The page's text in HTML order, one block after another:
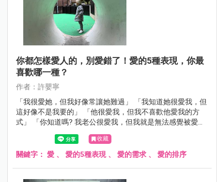
你都怎樣愛人的，別愛錯了！愛的5種表現，你最
喜歡哪一種？
作者：許嬰寧
「我很愛她，但我好像常讓她難過」 「我知道她很愛我，但
這好像不是我要的」 「他很愛我，但我不喜歡他愛我的方
式」 「你知道嗎? 我老公很愛我，但我就是無法感覺被愛」
「我對他這麼好，從來沒有對別人這麼好過，可是他…」 這
種「很愛卻愛不到」的例子，屢見不鮮。
收藏
關鍵字： 愛 、 愛的5種表現、 愛的需求 、 愛的排序